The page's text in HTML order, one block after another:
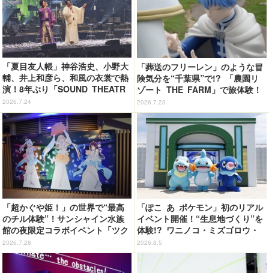
「夏目友人帳」神谷浩史、小野大
輔、井上和彦ら、和風の衣裳で熱
演！8年ぶり「SOUND THEATR
E」夜公演レポート
2026.7.24
「葬送のフリーレン」のような冒
険気分を“千葉県”で!? 「農園リ
ゾート THE FARM」で旅体験！
【レポ】
2026.7.23
「超かぐや姫！」の世界で“最高
のチル体験”！サンシャイン水族
館の夜限定コラボイベント「ツク
ヨミアクアリウム」が癒やしすぎ
た【体験レポ】
2026.7.28
「ぽこ あ ポケモン」初のリアル
イベント開催！“生息地づくり”を
体験!? ワニノコ・ミズゴロウ・
アシマリもワクワク☆ 「ブクブ
クうみぞこの街」in横浜赤レンガ
倉庫 ～8月9日まで【レポート】
2026.8.5